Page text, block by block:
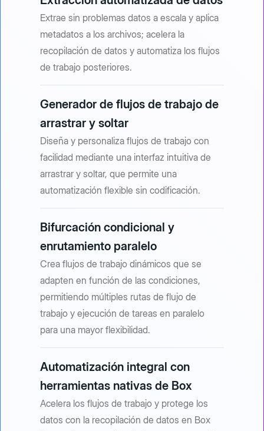
Extrae sin problemas datos a escala y aplica
metadatos a los archivos; acelera la
recopilación de datos y automatiza los flujos
de trabajo posteriores.
Generador de flujos de trabajo de
arrastrar y soltar
Diseña y personaliza flujos de trabajo con
facilidad mediante una interfaz intuitiva de
arrastrar y soltar, que permite una
automatización flexible sin codificación.
Bifurcación condicional y
enrutamiento paralelo
Crea flujos de trabajo dinámicos que se
adapten en función de las condiciones,
permitiendo múltiples rutas de flujo de
trabajo y ejecución de tareas en paralelo
para una mayor flexibilidad.
Automatización integral con
herramientas nativas de Box
Acelera los flujos de trabajo y protege los
datos con la recopilación de datos en Box